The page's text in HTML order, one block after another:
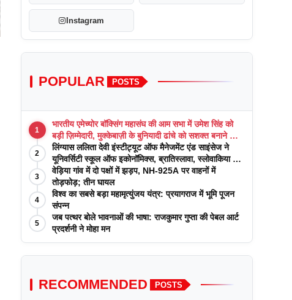
Instagram
POPULAR POSTS
1
भारतीय एमेच्योर बॉक्सिंग महासंघ की आम सभा में उमेश सिंह को
बड़ी ज़िम्मेदारी, मुक्केबाज़ी के बुनियादी ढांचे को सशक्त बनाने का
वादा
2
लिंग्यास ललिता देवी इंस्टीट्यूट ऑफ मैनेजमेंट एंड साइंसेज ने
यूनिवर्सिटी स्कूल ऑफ इकोनॉमिक्स, ब्रातिस्लावा, स्लोवाकिया के
साथ अकादमिक पत्रिकाओं में प्रकाशन रणनीतियों पर एक
दिवसीय कार्यशाला का आयोजन किया
3
वेड़िया गांव में दो पक्षों में झड़प, NH-925A पर वाहनों में
तोड़फोड़; तीन घायल
4
विश्व का सबसे बड़ा महामृत्युंजय यंत्र: प्रयागराज में भूमि पूजन
संपन्न
5
जब पत्थर बोले भावनाओं की भाषा: राजकुमार गुप्ता की पेबल आर्ट
प्रदर्शनी ने मोहा मन
RECOMMENDED POSTS